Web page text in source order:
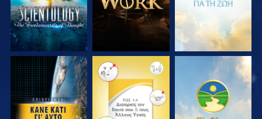
ΠΑΡΑΚΟΛΟΥΘΗΣΤΕ ΠΑΡΑΚΟΛΟΥΘΗΣΤΕ ΠΑΡΑΚΟΛΟΥΘΗΣΤΕ